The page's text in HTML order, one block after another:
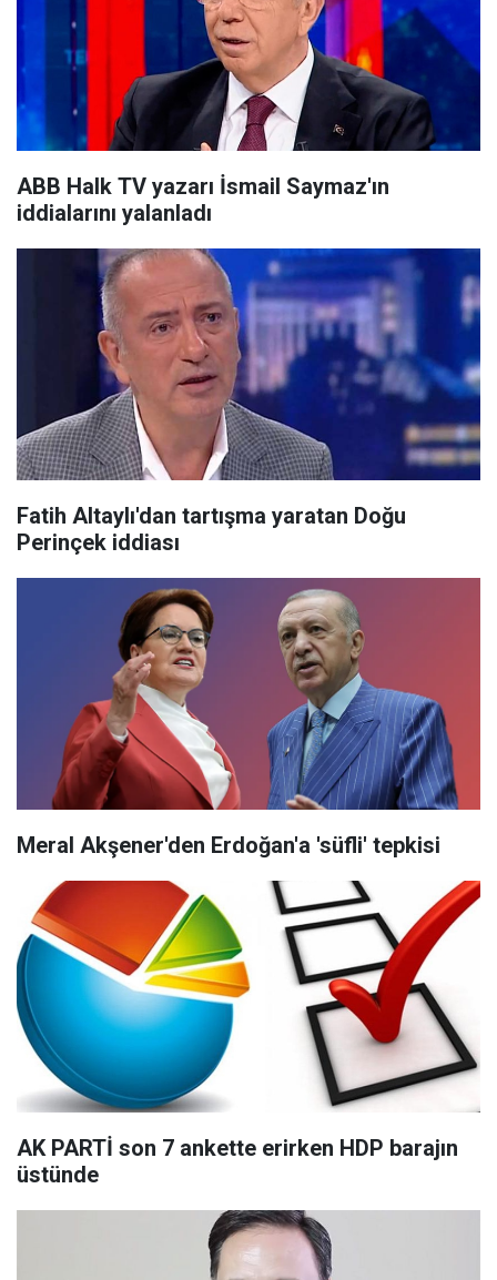
ABB Halk TV yazarı İsmail Saymaz'ın
iddialarını yalanladı
Fatih Altaylı'dan tartışma yaratan Doğu
Perinçek iddiası
Meral Akşener'den Erdoğan'a 'süfli' tepkisi
AK PARTİ son 7 ankette erirken HDP barajın
üstünde